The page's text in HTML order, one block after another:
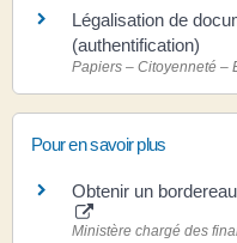
Légalisation de
(authentification)
Papiers – Citoyenneté –
Pour en savoir plus
Obtenir un
Ministère chargé des